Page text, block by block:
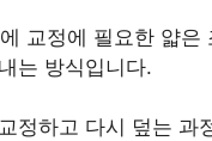
교정에 필요한 얇은
는 방식입니다.
정하고 다시 덮는 과